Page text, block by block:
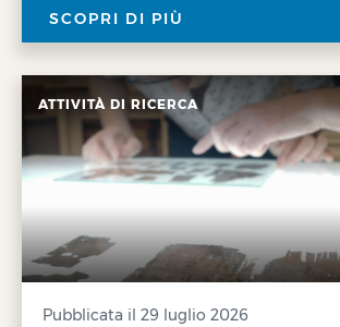
SCOPRI DI PIÙ
ATTIVITÀ DI RICERCA
Pubblicata il 29 luglio 2026